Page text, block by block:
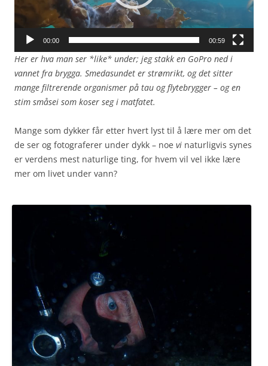
00:00 00:59
Her er hva man ser *like* under; jeg stakk en GoPro ned i
vannet fra brygga. Smedasundet er strømrikt, og det sitter
mange filtrerende organismer på tau og flytebrygger – og en
stim småsei som koser seg i matfatet.
Mange som dykker får etter hvert lyst til å lære mer om det
de ser og fotograferer under dykk – noe vi naturligvis synes
er verdens mest naturlige ting, for hvem vil vel ikke lære
mer om livet under vann?